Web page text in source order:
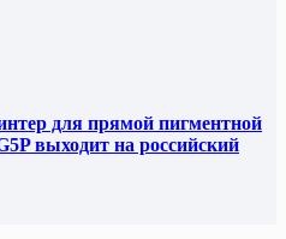
для прямой пигментной
выходит на российский